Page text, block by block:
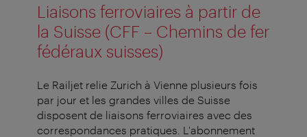
Liaisons ferroviaires à partir de
la Suisse (CFF – Chemins de fer
fédéraux suisses)
Le Railjet relie Zurich à Vienne plusieurs fois
par jour et les grandes villes de Suisse
disposent de liaisons ferroviaires avec des
correspondances pratiques. L'abonnement